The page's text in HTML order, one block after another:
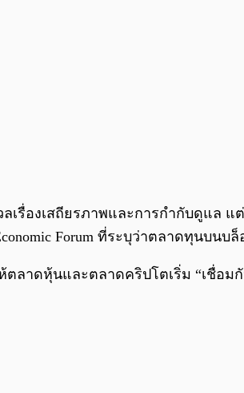
เรื่องเสถียรภาพและการกำกับดูแล
Forum ที่ระบุว่าตลาดทุนบ
ลาดหุ้นและตลาดคริปโตเริ่ม “เชื่อ